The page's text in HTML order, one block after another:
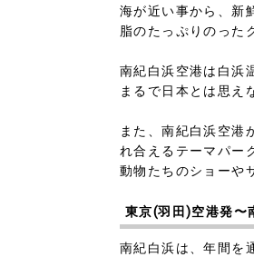
海が近い事から、新
脂のたっぷりのった
南紀白浜空港は白浜
まるで日本とは思え
また、南紀白浜空港
れ合えるテーマパー
動物たちのショーや
東京(羽田)空港発〜
南紀白浜は、年間を